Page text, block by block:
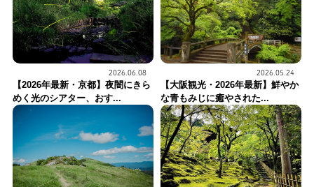
2026.06.08
【2026年最新・京都】夜闇にきら
めく光のシアター、おす...
2026.05.24
【大阪観光・2026年最新】鮮やか
な青もみじに癒やされた...